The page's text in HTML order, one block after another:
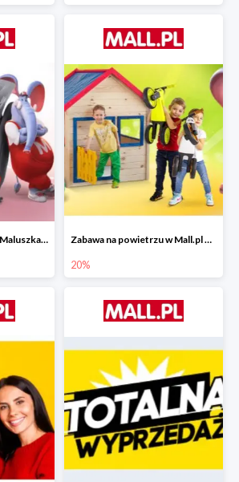
Wiosenny niezbędnik Maluszka w Mall.pl do -44% Zabawa na powietrzu w Mall.pl do -20%
20%